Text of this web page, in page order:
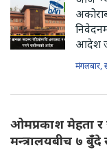
आदेश
मंगलबार,
ओमप्रकाश मेहता र
मन्त्रालयबीच ७ बुँदे